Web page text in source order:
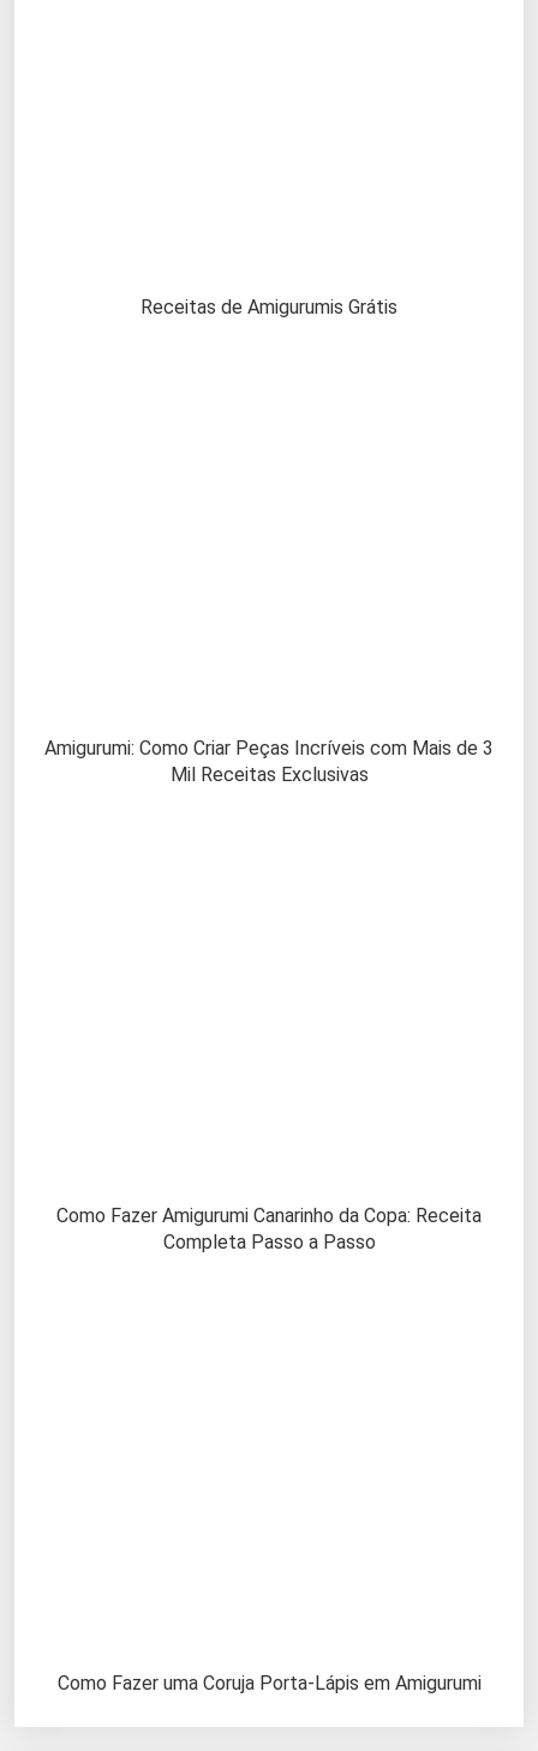
Receitas de Amigurumis Grátis
Amigurumi: Como Criar Peças Incríveis com Mais de 3
Mil Receitas Exclusivas
Como Fazer Amigurumi Canarinho da Copa: Receita
Completa Passo a Passo
Como Fazer uma Coruja Porta-Lápis em Amigurumi